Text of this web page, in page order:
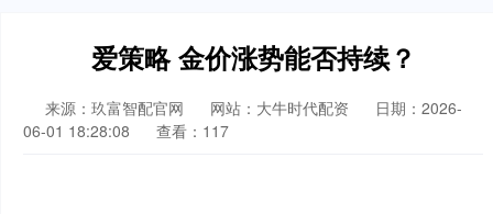
爱策略 金价涨势能否持续？
来源：玖富智配官网 网站：大牛时代配资
日期：2026-
06-01 18:28:08
查看：117